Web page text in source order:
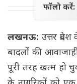
फॉलो करें:
लखनऊ: उत्तर
बादलों की
पूरी तरह खत्म हो